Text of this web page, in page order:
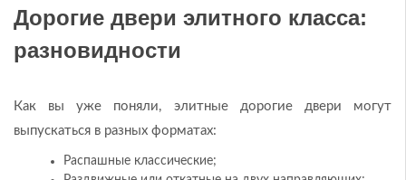
Дорогие двери элитного класса:
разновидности
Как вы уже поняли, элитные дорогие двери могут
выпускаться в разных форматах:
Распашные классические;